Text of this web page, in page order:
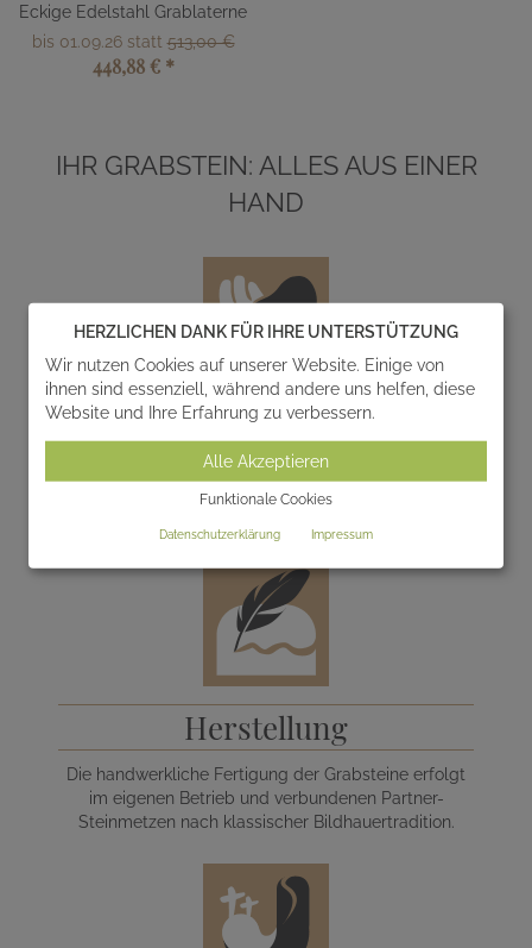
Eckige Edelstahl Grablaterne
bis 01.09.26 statt513,00 €
448,88 € *
IHR GRABSTEIN: ALLES AUS EINER
HAND
Entwurf
Wir entwerfen und realisieren gemeinsam mit Ihnen
einzigartige Gedenksteine zur individuellen
Herstellung
Die handwerkliche Fertigung der Grabsteine erfolgt
im eigenen Betrieb und verbundenen Partner-
Steinmetzen nach klassischer Bildhauertradition.
HERZLICHEN DANK FÜR IHRE UNTERSTÜTZUNG
Wir nutzen Cookies auf unserer Website. Einige von
ihnen sind essenziell, während andere uns helfen, diese
Website und Ihre Erfahrung zu verbessern.
Alle Akzeptieren
Funktionale Cookies
Datenschutzerklärung Impressum